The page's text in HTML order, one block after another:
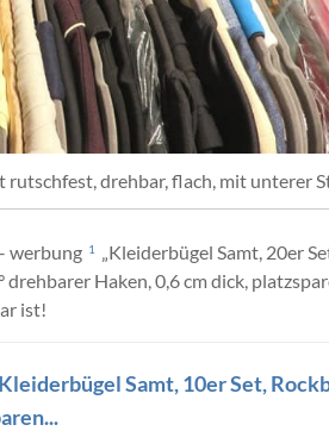
drehbar, flach, mit unterer
werbung 1
Kleiderbügel Samt, 20er
Haken, 0,6 cm dick,
ist!
Samt, 10er Set,